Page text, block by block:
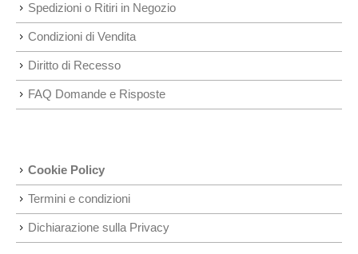
Spedizioni o Ritiri in Negozio
Condizioni di Vendita
Diritto di Recesso
FAQ Domande e Risposte
Cookie Policy
Termini e condizioni
Dichiarazione sulla Privacy